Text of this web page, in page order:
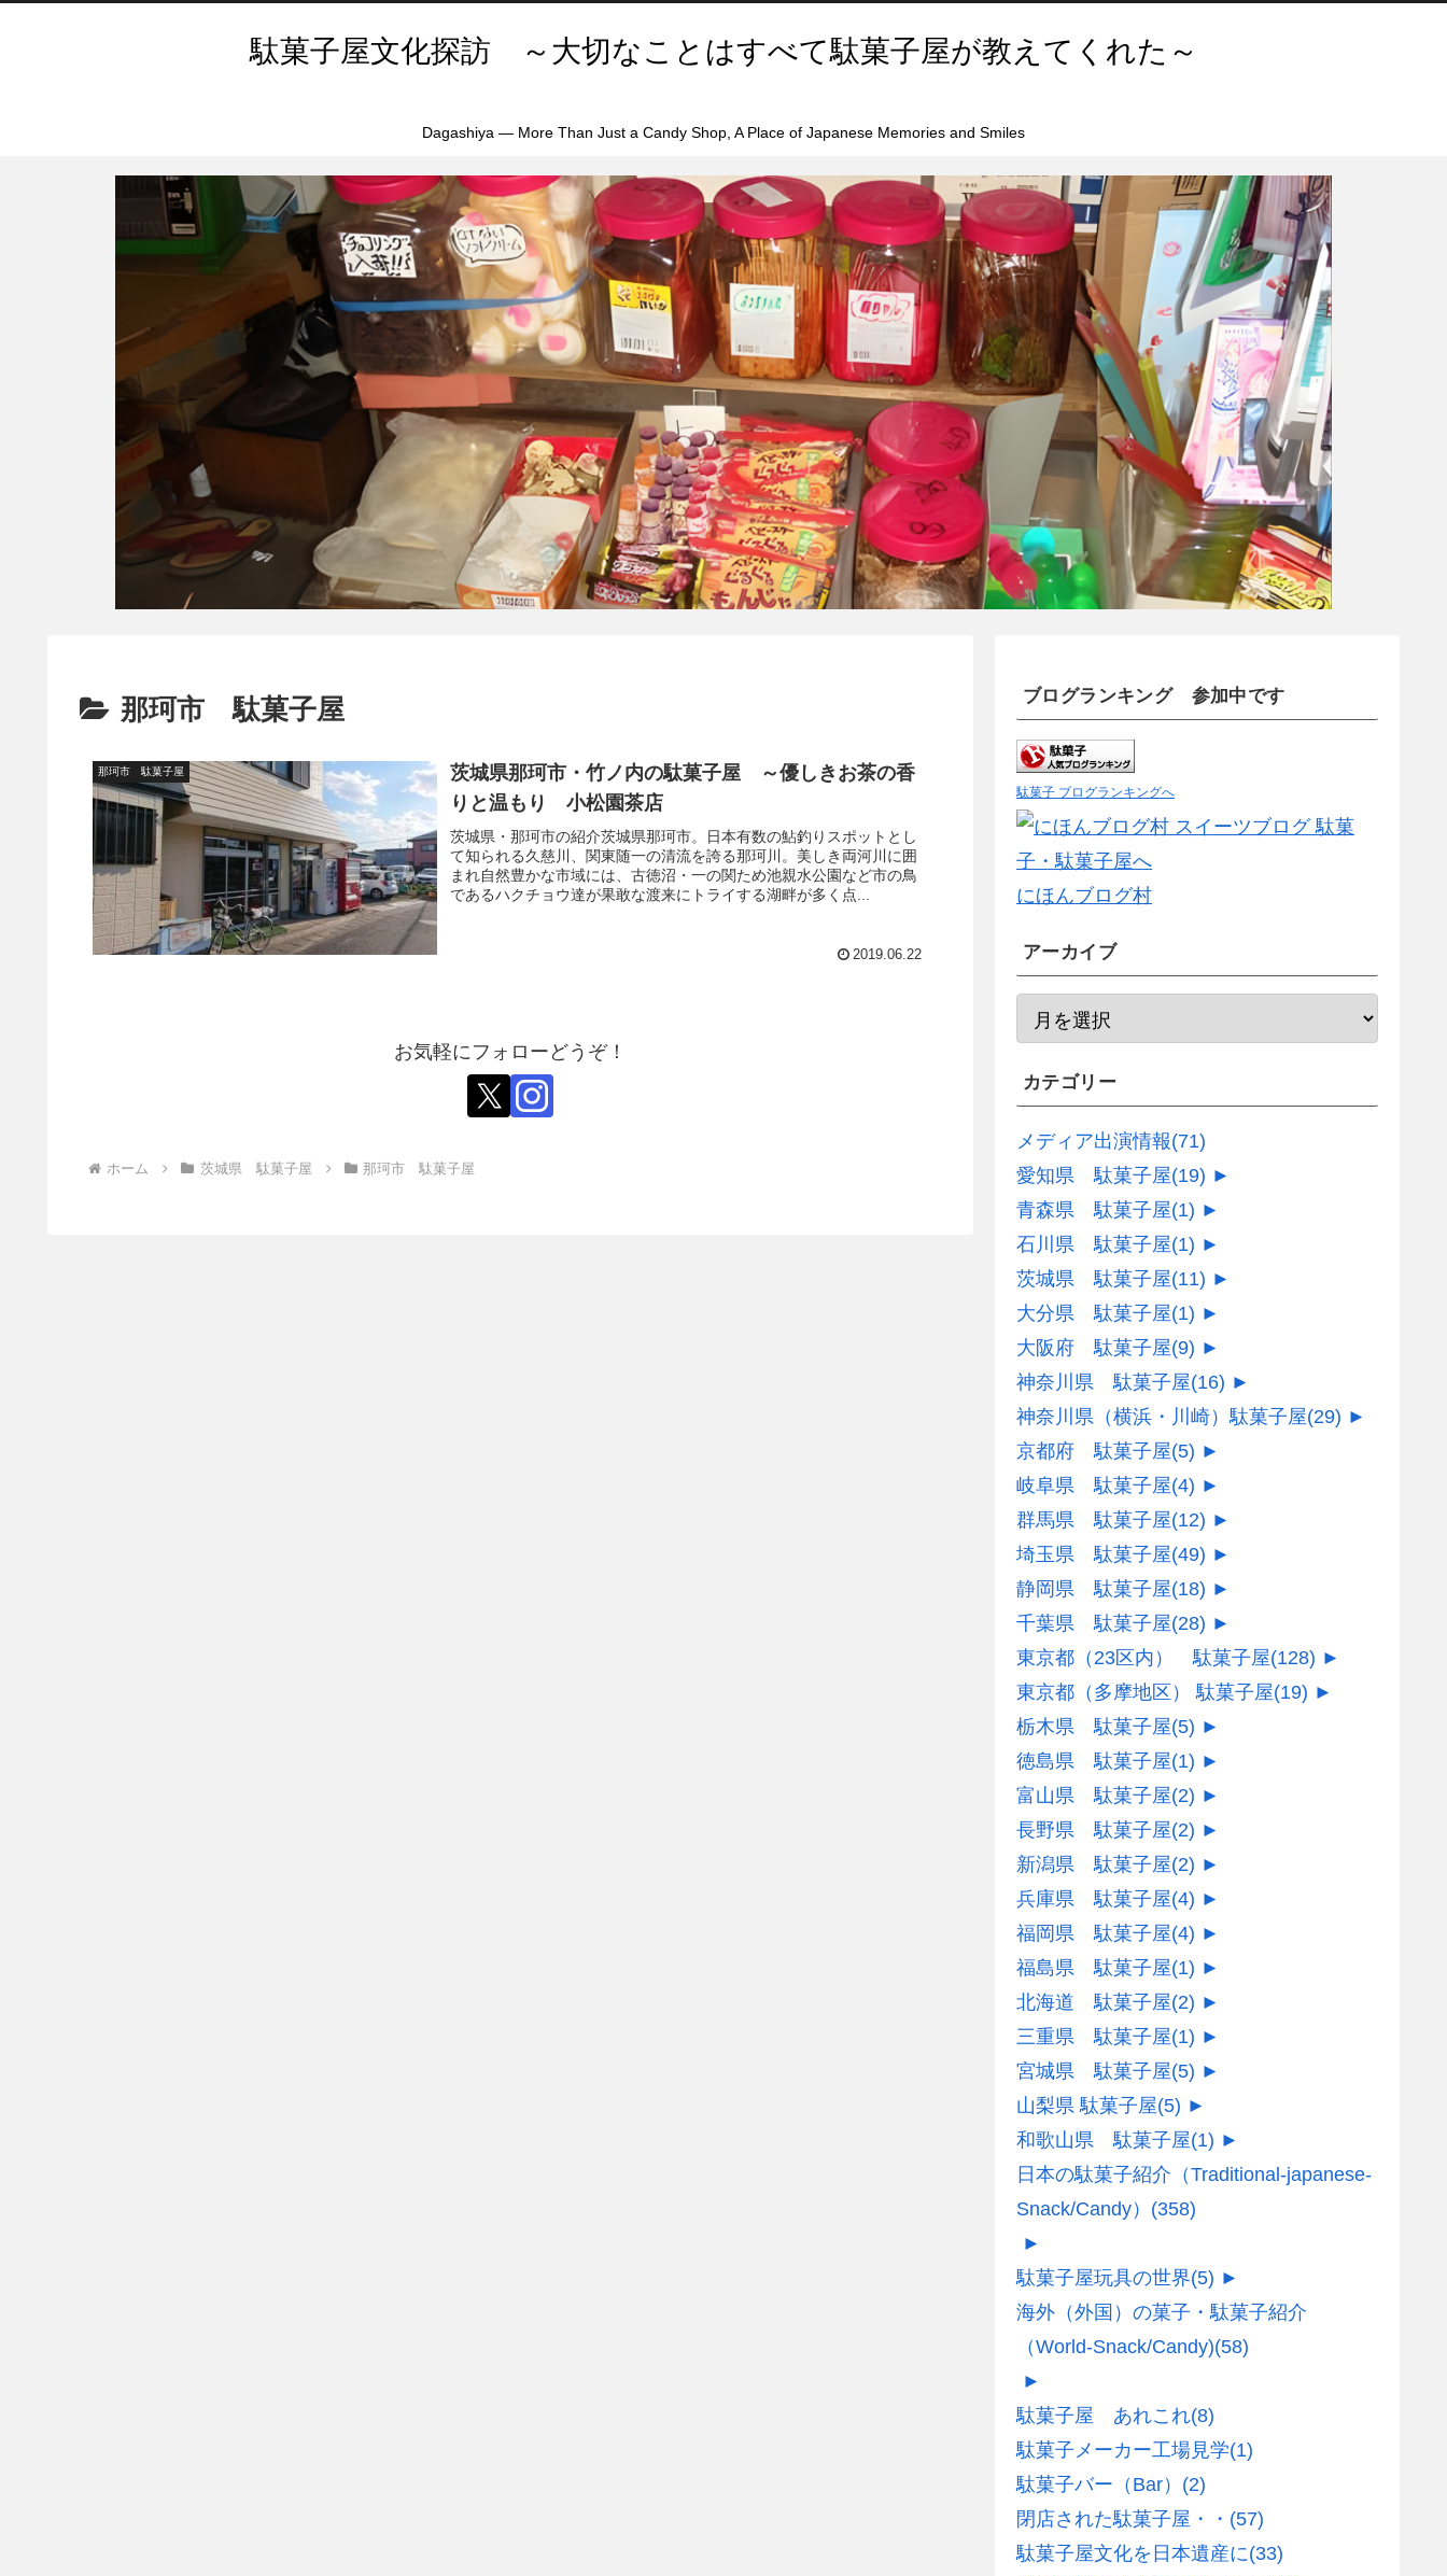
駄菓子屋文化探訪 ～大切なことはすべて駄菓子屋が教えてくれた～
Dagashiya — More Than Just a Candy Shop, A Place of Japanese Memories and Smiles
那珂市 駄菓子屋
那珂市 駄菓子屋
茨城県那珂市・竹ノ内の駄菓子屋 ～優しきお茶の香
りと温もり 小松園茶店
茨城県・那珂市の紹介茨城県那珂市。日本有数の鮎釣りスポットとし
て知られる久慈川、関東随一の清流を誇る那珂川。美しき両河川に囲
まれ自然豊かな市域には、古徳沼・一の関ため池親水公園など市の鳥
であるハクチョウ達が果敢な渡来にトライする湖畔が多く点...
2019.06.22
お気軽にフォローどうぞ！
ホーム 茨城県 駄菓子屋 那珂市 駄菓子屋
ブログランキング 参加中です
駄菓子 ブログランキングへ
にほんブログ村
アーカイブ
カテゴリー
メディア出演情報(71)
愛知県 駄菓子屋(19) ►
青森県 駄菓子屋(1) ►
石川県 駄菓子屋(1) ►
茨城県 駄菓子屋(11) ►
大分県 駄菓子屋(1) ►
大阪府 駄菓子屋(9) ►
神奈川県 駄菓子屋(16) ►
神奈川県（横浜・川崎）駄菓子屋(29) ►
京都府 駄菓子屋(5) ►
岐阜県 駄菓子屋(4) ►
群馬県 駄菓子屋(12) ►
埼玉県 駄菓子屋(49) ►
静岡県 駄菓子屋(18) ►
千葉県 駄菓子屋(28) ►
東京都（23区内） 駄菓子屋(128) ►
東京都（多摩地区） 駄菓子屋(19) ►
栃木県 駄菓子屋(5) ►
徳島県 駄菓子屋(1) ►
富山県 駄菓子屋(2) ►
長野県 駄菓子屋(2) ►
新潟県 駄菓子屋(2) ►
兵庫県 駄菓子屋(4) ►
福岡県 駄菓子屋(4) ►
福島県 駄菓子屋(1) ►
北海道 駄菓子屋(2) ►
三重県 駄菓子屋(1) ►
宮城県 駄菓子屋(5) ►
山梨県 駄菓子屋(5) ►
和歌山県 駄菓子屋(1) ►
日本の駄菓子紹介（Traditional-japanese-
Snack/Candy） (358)
►
駄菓子屋玩具の世界(5) ►
海外（外国）の菓子・駄菓子紹介
（World-Snack/Candy)(58)
►
駄菓子屋 あれこれ(8)
駄菓子メーカー工場見学(1)
駄菓子バー（Bar） (2)
閉店された駄菓子屋・・ (57)
駄菓子屋文化を日本遺産に(33)